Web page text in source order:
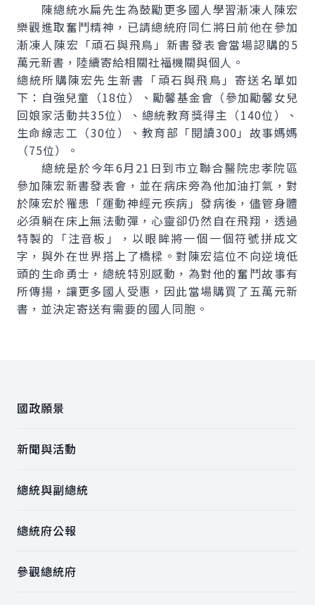
陳總統水扁先生為鼓勵更多國人學習漸凍人陳宏
樂觀進取奮鬥精神，已請總統府同仁將日前他在參加
漸凍人陳宏「頑石與飛鳥」新書發表會當場認購的5
萬元新書，陸續寄給相關社福機關與個人。
總統所購陳宏先生新書「頑石與飛鳥」寄送名單如
下：自強兒童（18位）、勵馨基金會（參加勵馨女兒
回娘家活動共35位）、總統教育獎得主（140位）、
生命線志工（30位）、教育部「閱讀300」故事媽媽
（75位）。
總統是於今年6月21日到市立聯合醫院忠孝院區
參加陳宏新書發表會，並在病床旁為他加油打氣，對
於陳宏於罹患「運動神經元疾病」發病後，儘管身體
必須躺在床上無法動彈，心靈卻仍然自在飛翔，透過
特製的「注音板」，以眼眸將一個一個符號拼成文
字，與外在世界搭上了橋樑。對陳宏這位不向逆境低
頭的生命勇士，總統特別感動，為對他的奮鬥故事有
所傳揚，讓更多國人受惠，因此當場購買了五萬元新
書，並決定寄送有需要的國人同胞。
國政願景
新聞與活動
總統與副總統
總統府公報
參觀總統府